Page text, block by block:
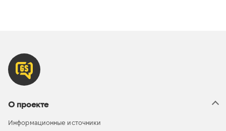
О проекте
Информационные источники